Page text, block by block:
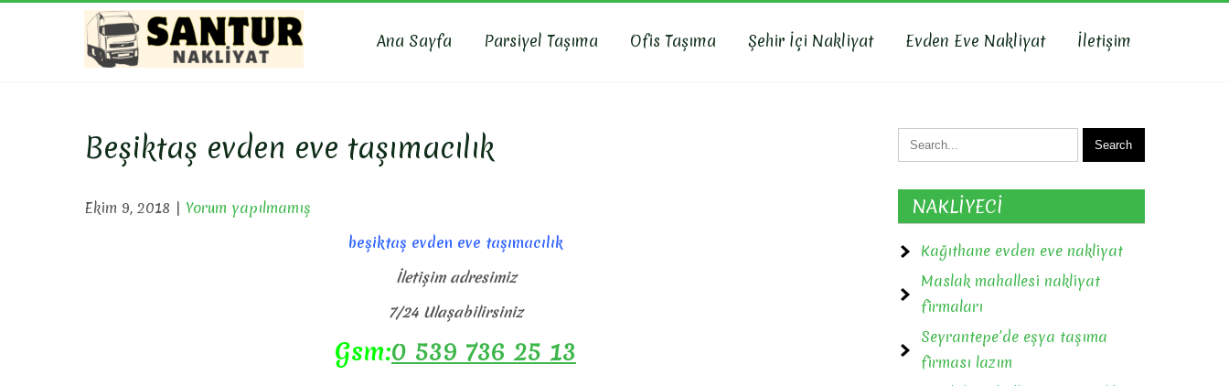
Ana Sayfa Parsiyel Taşıma Ofis Taşıma Şehir İçi Nakliyat Evden Eve Nakliyat İletişim
Beşiktaş evden eve taşımacılık
Ekim 9, 2018 | Yorum yapılmamış
beşiktaş evden eve taşımacılık
İletişim adresimiz
7/24 Ulaşabilirsiniz
Gsm:0 539 736 25 13
NAKLİYECİ
Kağıthane evden eve nakliyat
Maslak mahallesi nakliyat
firmaları
Seyrantepe’de eşya taşıma
firması lazım